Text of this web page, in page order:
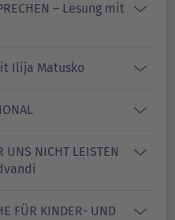
– Lesung mit
Ilija Matusko
UNS NICHT LEISTEN
FÜR KINDER- UND